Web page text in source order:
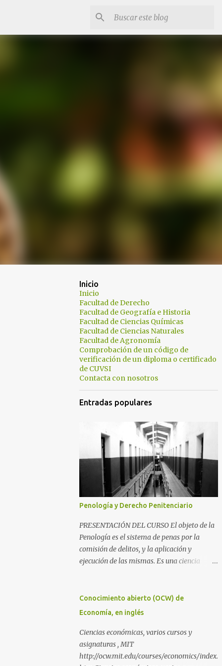
Inicio
Inicio
Facultad de Derecho
Facultad de Geografía e Historia
Facultad de Ciencias Químicas
Facultad de Ciencias Naturales
Facultad de Agronomía
Comprobación de un código de
verificación de un diploma o certificado
de CUVSI
Contacta con nosotros
Entradas populares
Penología y Derecho Penitenciario
PRESENTACIÓN DEL CURSO El objeto de la
Penología es el sistema de penas por la
comisión de delitos, y la aplicación y
ejecución de las mismas. Es una ciencia
del Derecho Procesal y el Derecho
Constitucional. Como parte de la
aplicación de la pena como prevención de los
delitos y salvaguarda de los principios de
convivencia de una sociedad. Como parte del
Conocimiento abierto (OCW) de
Economía, en inglés
Ciencias económicas, varios cursos y
asignaturas , MIT
http://ocw.mit.edu/courses/economics/index.